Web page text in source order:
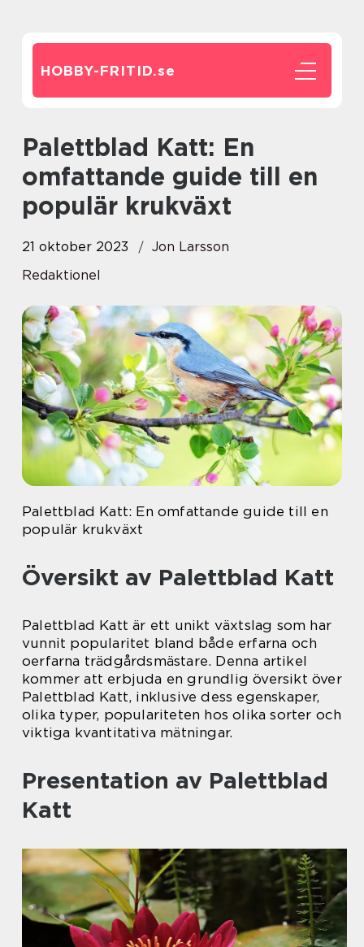
HOBBY-FRITID.se
Palettblad Katt: En
omfattande guide till en
populär krukväxt
21 oktober 2023
Jon Larsson
Redaktionel
Palettblad Katt: En omfattande guide till en
populär krukväxt
Översikt av Palettblad Katt
Palettblad Katt är ett unikt växtslag som har
vunnit popularitet bland både erfarna och
oerfarna trädgårdsmästare. Denna artikel
kommer att erbjuda en grundlig översikt över
Palettblad Katt, inklusive dess egenskaper,
olika typer, populariteten hos olika sorter och
viktiga kvantitativa mätningar.
Presentation av Palettblad
Katt